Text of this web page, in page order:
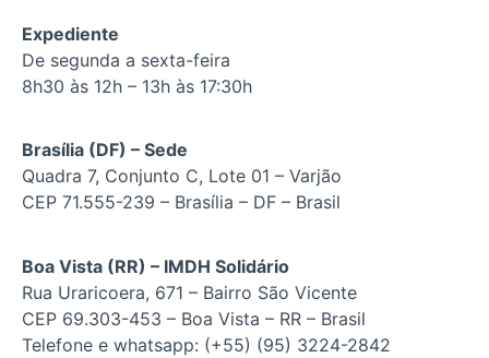
Expediente
De segunda a sexta-feira
8h30 às 12h – 13h às 17:30h
Brasília (DF) – Sede
Quadra 7, Conjunto C, Lote 01 – Varjão
CEP 71.555-239 – Brasília – DF – Brasil
Boa Vista (RR) – IMDH Solidário
Rua Uraricoera, 671 – Bairro São Vicente
CEP 69.303-453 – Boa Vista – RR – Brasil
Telefone e whatsapp: (+55) (95) 3224-2842